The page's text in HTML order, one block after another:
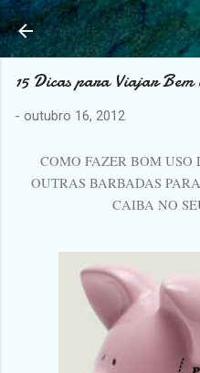
Pular para o
15 Dicas para Viajar
- outubro 16, 2012
COMO FAZER BOM USO
OUTRAS BARBADAS
CAIBA NO